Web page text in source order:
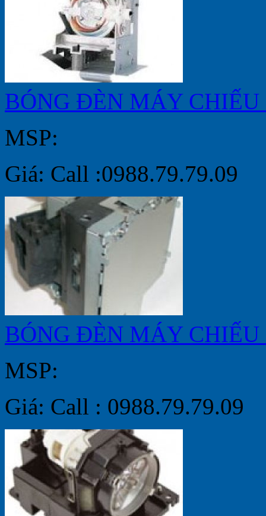
BÓNG ĐÈN MÁY CHIẾU
MSP:
Giá: Call :0988.79.79.09
BÓNG ĐÈN MÁY CHIẾU
MSP:
Giá: Call : 0988.79.79.09